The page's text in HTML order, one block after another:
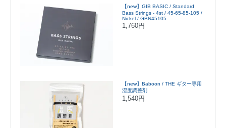
【new】GIB BASIC / Standard
Bass Strings - 4st / 45-65-85-105 /
Nickel / GBN45105
1,760円
【new】Baboon / THE ギター専用
湿度調整剤
1,540円